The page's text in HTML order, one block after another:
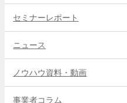
セミナーレポート
ニュース
ノウハウ資料・動画
事業者コラム